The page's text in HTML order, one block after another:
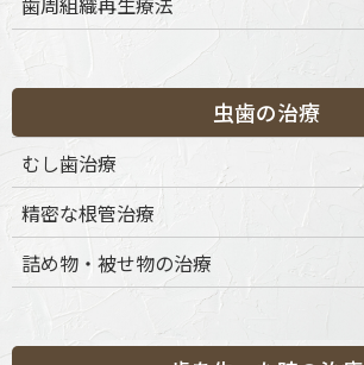
虫歯の治療
むし歯治療
精密な根管治療
詰め物・被せ物の治療